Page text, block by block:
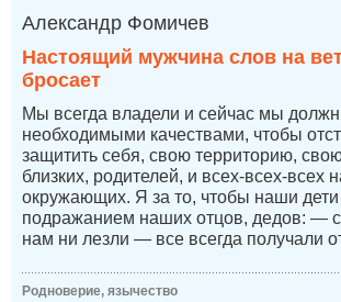
Александр Фомичев
Настоящий мужчина слов на
бросает
Мы всегда владели и сейчас мы
необходимыми качествами, чтобы
защитить себя, свою территорию,
близких, родителей, и всех-всех-всех
окружающих. Я за то, чтобы наши
подражанием наших отцов, дедов: —
нам ни лезли — все всегда получали
Родноверие, язычество